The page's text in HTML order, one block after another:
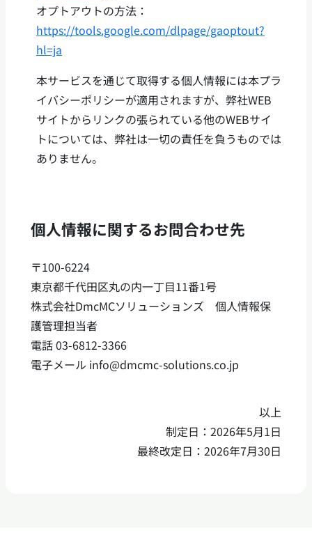
オプトアウトの方法：
https://tools.google.com/dlpage/gaoptout?
hl=ja
本サービスを通じて取得する個人情報には本プラ
イバシーポリシーが適用されますが、弊社WEB
サイトからリンクの張られている他のWEBサイ
トについては、弊社は一切の責任を負うものでは
ありません。
個人情報に関するお問合わせ先
〒100-6224
東京都千代田区丸の内一丁目11番1号
株式会社DmcMCソリューションズ 個人情報保
護管理担当者
電話 03-6812-3366
電子メール info@dmcmc-solutions.co.jp
以上
制定日：2026年5月1日
最終改定日：2026年7月30日